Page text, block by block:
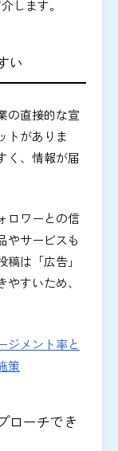
します。
い
の直接的な宣
トがありま
く、情報が届
ロワーとの信
やサービスも
は「広告」
すいため、
ジメント率と
策
ローチでき